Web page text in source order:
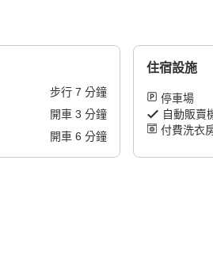
步行 7 分鐘
開車 3 分鐘
開車 6 分鐘
住宿設施
停車場
自動販賣
付費洗衣